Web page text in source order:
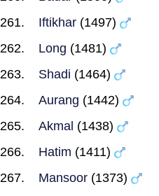
Iftikhar (1497)
Long (1481)
Shadi (1464)
Aurang (1442)
Akmal (1438)
Hatim (1411)
Mansoor (1373)